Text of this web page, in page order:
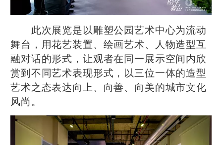
此次展览是以雕塑公园艺术中心为流动
舞台，用花艺装置、绘画艺术、人物造型互
融对话的形式，让观者在同一展示空间内欣
赏到不同艺术表现形式，以三位一体的造型
艺术之态表达向上、向善、向美的城市文化
风尚。